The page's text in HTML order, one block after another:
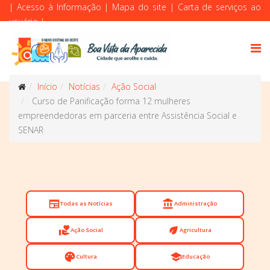
| Acesso à Informação | Mapa do site | Carta de serviços ao
usuário|
Início Notícias
Ação Social
Curso de Panificação forma 12 mulheres
empreendedoras em parceria entre Assistência Social e
SENAR
newspaperTodas as Notícias account_balanceAdministração
volunteer_activismAção Social eco Agricultura
paletteCultura schoolEducação